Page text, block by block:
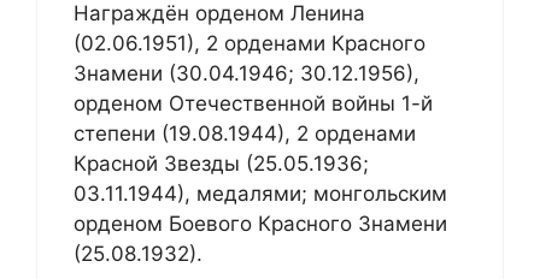
Награждён орденом Ленина
(02.06.1951), 2 орденами Красного
Знамени (30.04.1946; 30.12.1956),
орденом Отечественной войны 1-й
степени (19.08.1944), 2 орденами
Красной Звезды (25.05.1936;
03.11.1944), медалями; монгольским
орденом Боевого Красного Знамени
(25.08.1932).